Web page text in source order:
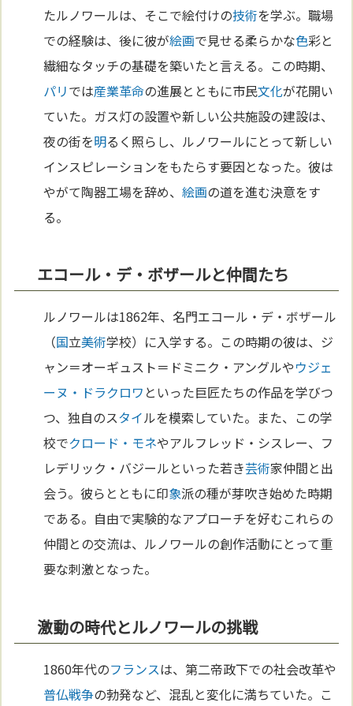
たルノワールは、そこで絵付けの技術を学ぶ。職場
での経験は、後に彼が絵画で見せる柔らかな色彩と
繊細なタッチの基礎を築いたと言える。この時期、
パリでは産業革命の進展とともに市民文化が花開い
ていた。ガス灯の設置や新しい公共施設の建設は、
夜の街を明るく照らし、ルノワールにとって新しい
インスピレーションをもたらす要因となった。彼は
やがて陶器工場を辞め、絵画の道を進む決意をす
る。
エコール・デ・ボザールと仲間たち
ルノワールは1862年、名門エコール・デ・ボザール
（国立美術学校）に入学する。この時期の彼は、ジ
ャン＝オーギュスト＝ドミニク・アングルやウジェ
ーヌ・ドラクロワ といった巨匠たちの作品を学びつ
つ、独自のスタイルを模索していた。また、この学
校でクロード・モネやアルフレッド・シスレー、フ
レデリック・バジールといった若き芸術家仲間と出
会う。彼らとともに印象派の種が芽吹き始めた時期
である。自由で実験的なアプローチを好むこれらの
仲間との交流は、ルノワールの創作活動にとって重
要な刺激となった。
激動の時代とルノワールの挑戦
1860年代のフランスは、第二帝政下での社会改革や
普仏戦争の勃発など、混乱と変化に満ちていた。こ